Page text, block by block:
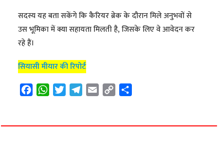
सदस्य यह बता सकेंगे कि कैरियर ब्रेक के दौरान मिले अनुभवों से
उस भूमिका में क्या सहायता मिलती है, जिसके लिए वे आवेदन कर
रहे हैं।
सियासी मीयार की रिपोर्ट
e
W
t
t
e
i
y
r